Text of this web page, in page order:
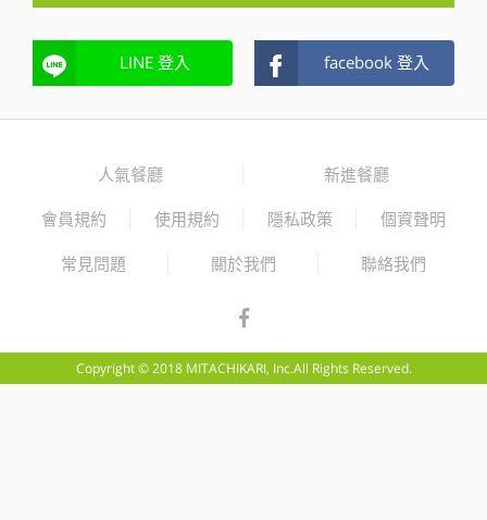
LINE 登入 facebook 登入
人氣餐廳 新進餐廳
會員規約 使用規約 隱私政策 個資聲明
常見問題 關於我們 聯絡我們
Copyright © 2018 MITACHIKARI, Inc.All Rights Reserved.